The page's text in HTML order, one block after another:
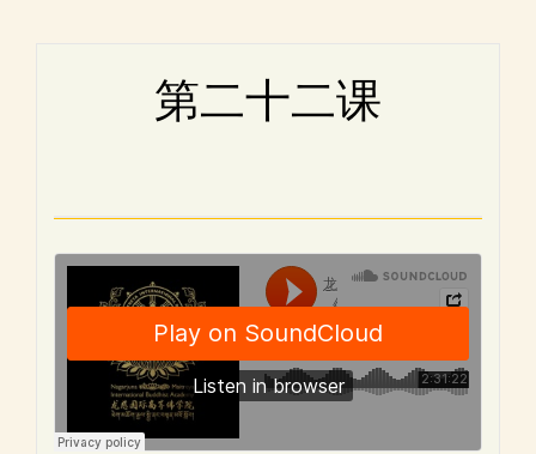
第二十二课